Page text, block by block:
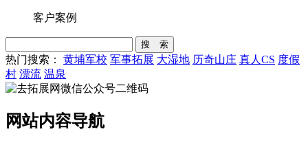
客户案例
搜 索
热门搜索： 黄埔军校 军事拓展 大湿地 历奇山庄 真人CS 度假
村 漂流 温泉
网站内容导航